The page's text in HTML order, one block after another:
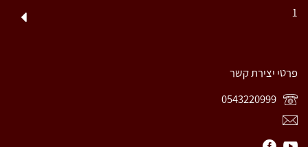
1
פרטי יצירת קשר